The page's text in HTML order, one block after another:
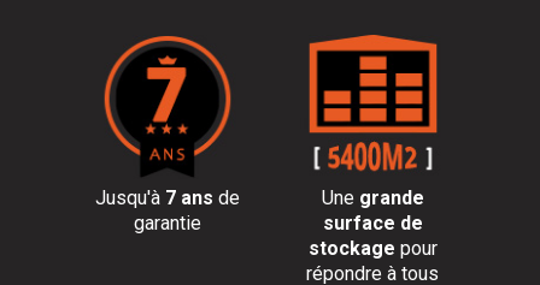
Jusqu'à 7 ans de
garantie
Une grande
surface de
stockage pour
répondre à tous